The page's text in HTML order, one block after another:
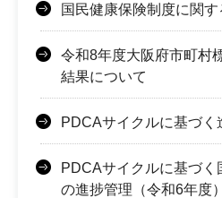
国民健康保険制度に関す
令和8年度大阪府市町村
結果について
PDCAサイクルに基づく
PDCAサイクルに基づ
の進捗管理（令和6年度）